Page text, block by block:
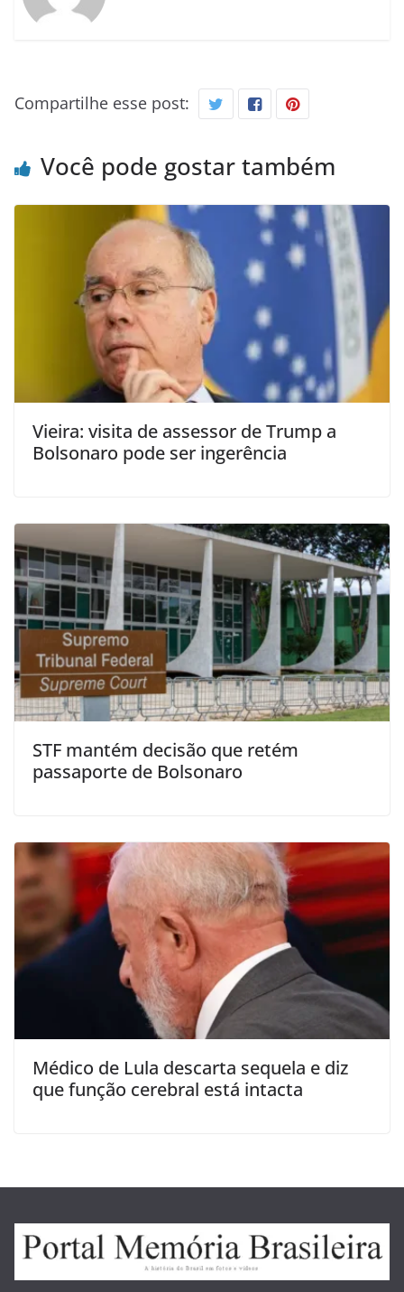
Compartilhe esse post:
Você pode gostar também
Vieira: visita de assessor de Trump a
Bolsonaro pode ser ingerência
STF mantém decisão que retém
passaporte de Bolsonaro
Médico de Lula descarta sequela e diz
que função cerebral está intacta